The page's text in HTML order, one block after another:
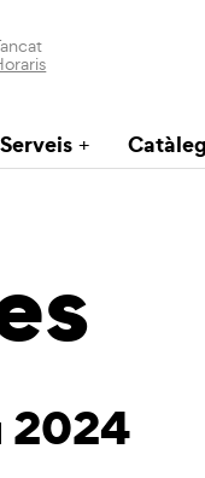
Serveis
2024